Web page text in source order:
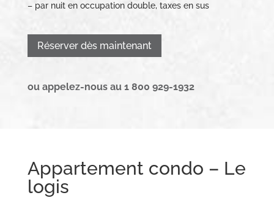
– par nuit en occupation double, taxes en sus
Réserver dès maintenant
ou appelez-nous au 1 800 929-1932
Appartement condo – Le
logis